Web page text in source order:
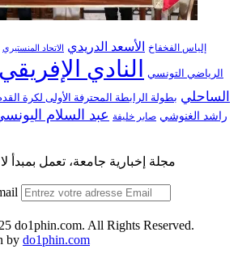
إلياس الفخفاخ الأسعد الدريدي الاتحاد المنستيري
الرياضي التونسي النادي الإفريقي
الساحلي بطولة الرابطة المحترفة الأولى لكرة
راشد الغنوشي صابر خليفة عبد السلام
do1phin.com. All Rights Reserved.
by do1phin.com